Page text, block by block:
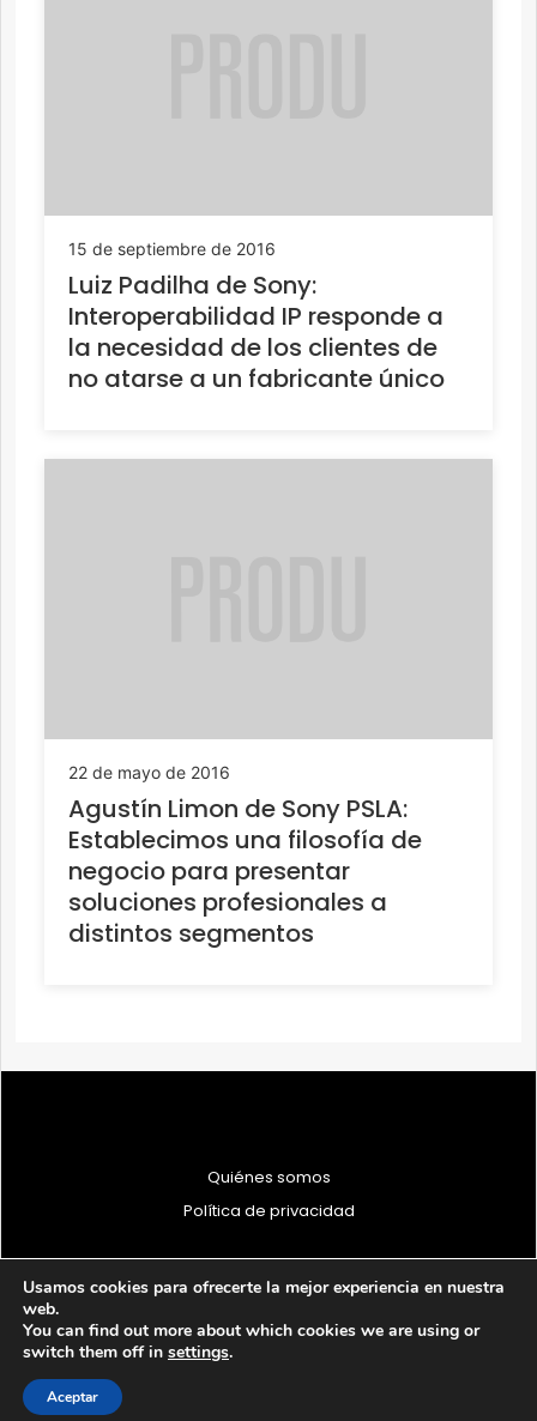
15 de septiembre de 2016
Luiz Padilha de Sony:
Interoperabilidad IP responde a
la necesidad de los clientes de
no atarse a un fabricante único
22 de mayo de 2016
Agustín Limon de Sony PSLA:
Establecimos una filosofía de
negocio para presentar
soluciones profesionales a
distintos segmentos
Quiénes somos
Política de privacidad
© 1997 - 2026 PRODU - Todos los derechos reservados
Usamos cookies para ofrecerte la mejor experiencia en nuestra
web.
You can find out more about which cookies we are using or
switch them off in settings.
Aceptar